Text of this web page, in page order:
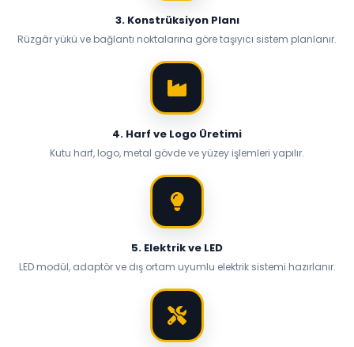
3. Konstrüksiyon Planı
Rüzgâr yükü ve bağlantı noktalarına göre taşıyıcı sistem planlanır.
4. Harf ve Logo Üretimi
Kutu harf, logo, metal gövde ve yüzey işlemleri yapılır.
5. Elektrik ve LED
LED modül, adaptör ve dış ortam uyumlu elektrik sistemi hazırlanır.